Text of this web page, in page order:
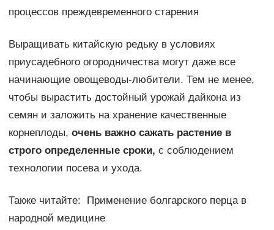
процессов преждевременного старения
Выращивать китайскую редьку в условиях
приусадебного огородничества могут даже все
начинающие овощеводы-любители. Тем не менее,
чтобы вырастить достойный урожай дайкона из
семян и заложить на хранение качественные
корнеплоды, очень важно сажать растение в
строго определенные сроки, с соблюдением
технологии посева и ухода.
Также читайте: Применение болгарского перца в
народной медицине